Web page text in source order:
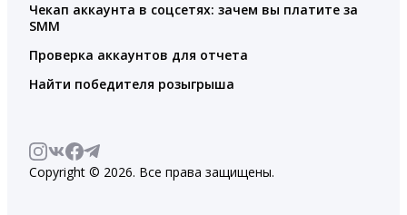
Чекап аккаунта в соцсетях: зачем вы платите за
SMM
Проверка аккаунтов для отчета
Найти победителя розыгрыша
Copyright © 2026. Все права защищены.